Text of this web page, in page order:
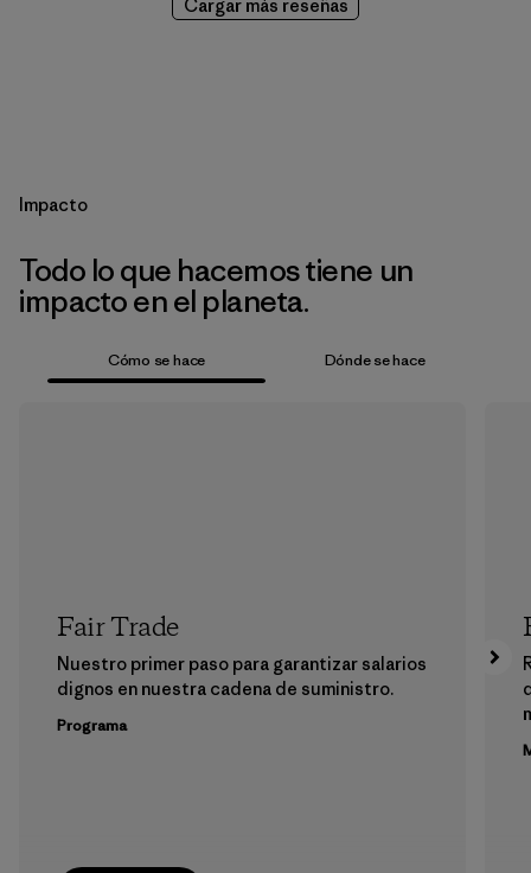
Cargar más reseñas
Impacto
Todo lo que hacemos tiene un
impacto en el planeta.
Cómo se hace Dónde se hace
Fair Trade
Nuestro primer paso para garantizar salarios
dignos en nuestra cadena de suministro.
Programa